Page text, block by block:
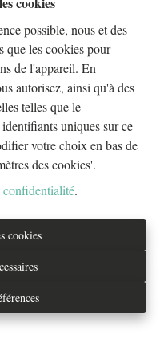
possible, nous et des
que les cookies pour
de l'appareil. En
autorisez, ainsi qu'à des
telles que le
uniques sur ce
votre choix en bas de
des cookies'.
.
cookies
n'existe plus
À Louer